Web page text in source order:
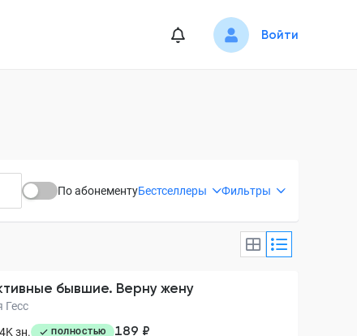
Войти
По абонементуБестселлеры Фильтры
бывшие. Верну жену
Гесс
зн.
ПОЛНОСТЬЮ 189 ₽